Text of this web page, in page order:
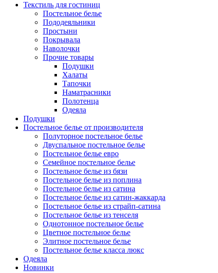
Текстиль для гостиниц
Постельное белье
Пододеяльники
Простыни
Покрывала
Наволочки
Прочие товары
Подушки
Халаты
Тапочки
Наматрасники
Полотенца
Одеяла
Подушки
Постельное белье от производителя
Полуторное постельное белье
Двуспальное постельное белье
Постельное белье евро
Семейное постельное белье
Постельное белье из бязи
Постельное белье из поплина
Постельное белье из сатина
Постельное белье из сатин-жаккарда
Постельное белье из страйп-сатина
Постельное белье из тенселя
Однотонное постельное белье
Цветное постельное белье
Элитное постельное белье
Постельное белье класса люкс
Одеяла
Новинки